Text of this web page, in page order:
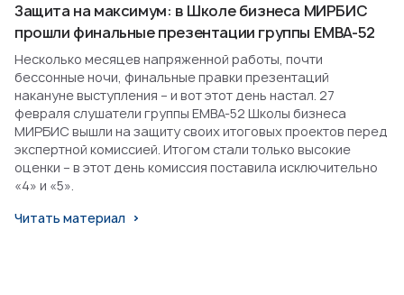
Защита на максимум: в Школе бизнеса МИРБИС
прошли финальные презентации группы EMBA-52
Несколько месяцев напряженной работы, почти
бессонные ночи, финальные правки презентаций
накануне выступления – и вот этот день настал. 27
февраля слушатели группы EMBA-52 Школы бизнеса
МИРБИС вышли на защиту своих итоговых проектов перед
экспертной комиссией. Итогом стали только высокие
оценки – в этот день комиссия поставила исключительно
«4» и «5».
Читать материал